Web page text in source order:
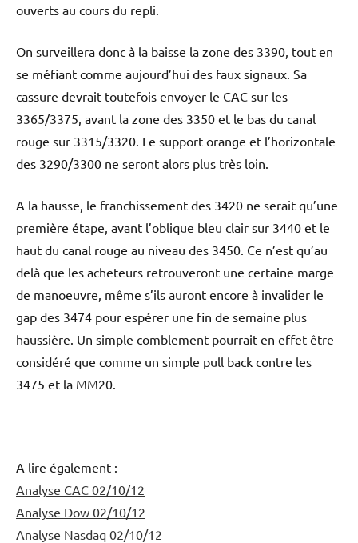
ouverts au cours du repli.
On surveillera donc à la baisse la zone des 3390, tout en
se méfiant comme aujourd’hui des faux signaux. Sa
cassure devrait toutefois envoyer le CAC sur les
3365/3375, avant la zone des 3350 et le bas du canal
rouge sur 3315/3320. Le support orange et l’horizontale
des 3290/3300 ne seront alors plus très loin.
A la hausse, le franchissement des 3420 ne serait qu’une
première étape, avant l’oblique bleu clair sur 3440 et le
haut du canal rouge au niveau des 3450. Ce n’est qu’au
delà que les acheteurs retrouveront une certaine marge
de manoeuvre, même s’ils auront encore à invalider le
gap des 3474 pour espérer une fin de semaine plus
haussière. Un simple comblement pourrait en effet être
considéré que comme un simple pull back contre les
3475 et la MM20.
A lire également :
Analyse CAC 02/10/12
Analyse Dow 02/10/12
Analyse Nasdaq 02/10/12